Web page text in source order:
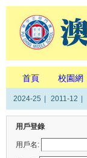
首頁 校園網
2024-25 2011-12
用戶登錄
用戶名: